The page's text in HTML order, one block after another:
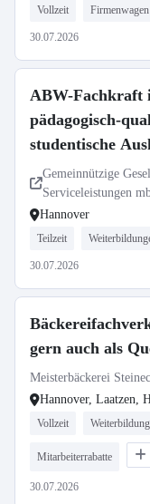
Vollzeit Firmenwagen
30.07.2026
ABW-Fachkraft
pädagogisch-
studentische
Gemeinnützige
Serviceleistungen
Hannover
Teilzeit
30.07.2026
gern auch als
Meisterbäckerei
Hannover, Laatzen,
Vollzeit
Mitarbeiterrabatte
30.07.2026